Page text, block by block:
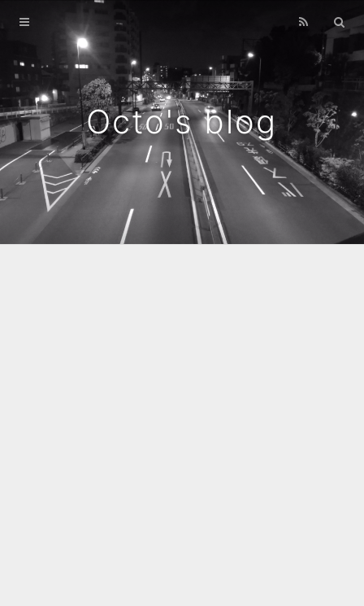
Octo's blog
Home
Archives